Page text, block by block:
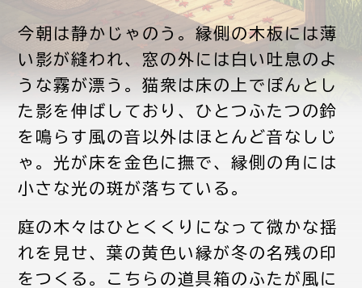
今朝は静かじゃのう。縁側の木板には薄
い影が縫われ、窓の外には白い吐息のよ
うな霧が漂う。猫衆は床の上でぽんとし
た影を伸ばしており、ひとつふたつの鈴
を鳴らす風の音以外はほとんど音なしじ
ゃ。光が床を金色に撫で、縁側の角には
小さな光の斑が落ちている。
庭の木々はひとくくりになって微かな揺
れを見せ、葉の黄色い縁が冬の名残の印
をつくる。こちらの道具箱のふたが風に